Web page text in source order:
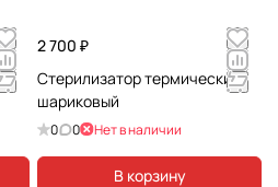
2 700 ₽
Стерилизатор термический
шариковый
0 0 Нет в наличии
В корзину